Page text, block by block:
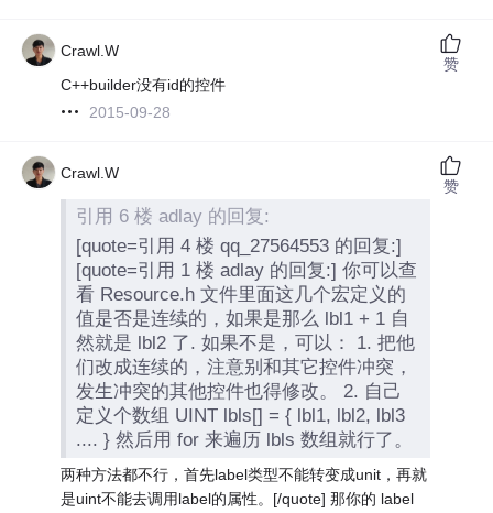
Crawl.W
C++builder没有id的控件
2015-09-28
赞
Crawl.W
引用 6 楼 adlay 的回复:
[quote=引用 4 楼 qq_27564553 的回复:]
[quote=引用 1 楼 adlay 的回复:] 你可以查
看 Resource.h 文件里面这几个宏定义的
值是否是连续的，如果是那么 lbl1 + 1 自
然就是 lbl2 了. 如果不是，可以： 1. 把他
们改成连续的，注意别和其它控件冲突，
发生冲突的其他控件也得修改。 2. 自己
定义个数组 UINT lbls[] = { lbl1, lbl2, lbl3
.... } 然后用 for 来遍历 lbls 数组就行了。
两种方法都不行，首先label类型不能转变成unit，再就
是uint不能去调用label的属性。[/quote] 那你的 label
赞